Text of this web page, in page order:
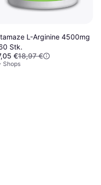
L-Arginine 4500mg
Stk.
€18,97 €
Shops